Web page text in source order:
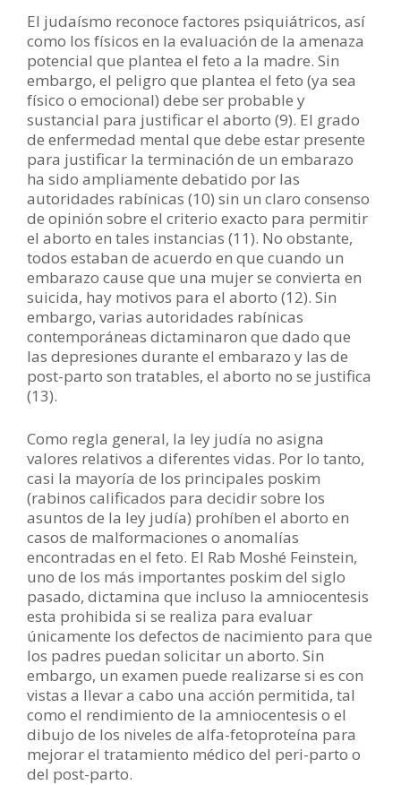
El judaísmo reconoce factores psiquiátricos, así
como los físicos en la evaluación de la amenaza
potencial que plantea el feto a la madre. Sin
embargo, el peligro que plantea el feto (ya sea
físico o emocional) debe ser probable y
sustancial para justificar el aborto (9). El grado
de enfermedad mental que debe estar presente
para justificar la terminación de un embarazo
ha sido ampliamente debatido por las
autoridades rabínicas (10) sin un claro consenso
de opinión sobre el criterio exacto para permitir
el aborto en tales instancias (11). No obstante,
todos estaban de acuerdo en que cuando un
embarazo cause que una mujer se convierta en
suicida, hay motivos para el aborto (12). Sin
embargo, varias autoridades rabínicas
contemporáneas dictaminaron que dado que
las depresiones durante el embarazo y las de
post-parto son tratables, el aborto no se justifica
(13).
Como regla general, la ley judía no asigna
valores relativos a diferentes vidas. Por lo tanto,
casi la mayoría de los principales poskim
(rabinos calificados para decidir sobre los
asuntos de la ley judía) prohíben el aborto en
casos de malformaciones o anomalías
encontradas en el feto. El Rab Moshé Feinstein,
uno de los más importantes poskim del siglo
pasado, dictamina que incluso la amniocentesis
esta prohibida si se realiza para evaluar
únicamente los defectos de nacimiento para que
los padres puedan solicitar un aborto. Sin
embargo, un examen puede realizarse si es con
vistas a llevar a cabo una acción permitida, tal
como el rendimiento de la amniocentesis o el
dibujo de los niveles de alfa-fetoproteína para
mejorar el tratamiento médico del peri-parto o
del post-parto.